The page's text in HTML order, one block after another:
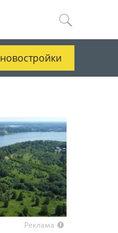
новостройки
Реклама